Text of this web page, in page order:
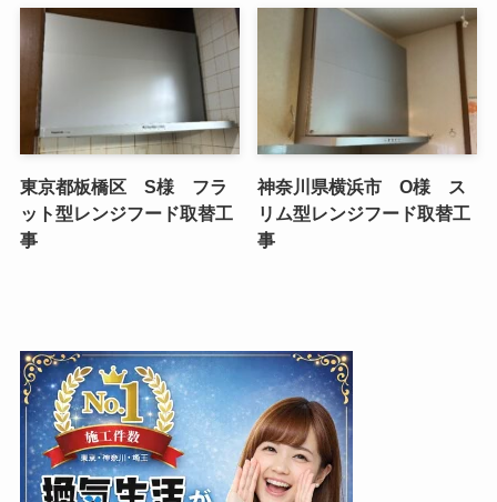
東京都板橋区 S様 フラ
ット型レンジフード取替工
事
神奈川県横浜市 O様 ス
リム型レンジフード取替工
事